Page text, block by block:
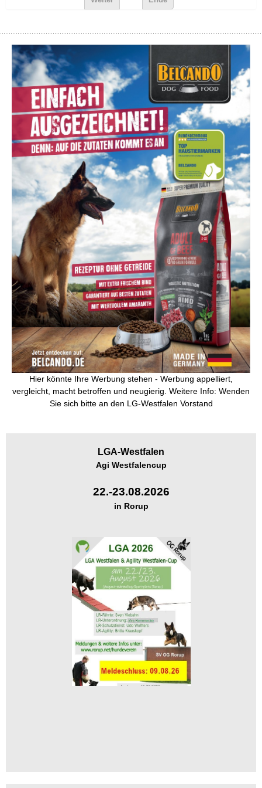
Hier könnte Ihre Werbung stehen - Werbung appelliert,
vergleicht, macht betroffen und neugierig. Weitere Info: Wenden
Sie sich bitte an den LG-Westfalen Vorstand
LGA-Westfalen
Agi Westfalencup
22.-23.08.2026
in Rorup